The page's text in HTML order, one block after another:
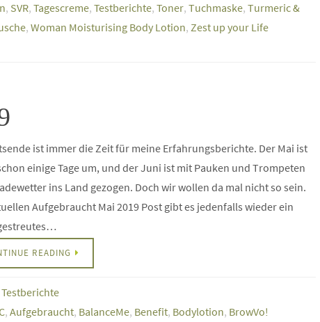
, SVR, Tagescreme, Testberichte, Toner, Tuchmaske, Turmeric &
, Woman Moisturising Body Lotion, Zest up your Life
ist immer die Zeit für meine Erfahrungsberichte. Der Mai ist
einige Tage um, und der Juni ist mit Pauken und Trompeten
ins Land gezogen. Doch wir wollen da mal nicht so sein.
Aufgebraucht Mai 2019 Post gibt es jedenfalls wieder ein
READING
Testberichte
, Aufgebraucht, BalanceMe, Benefit, Bodylotion, BrowVo!